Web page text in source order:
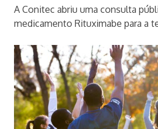
A Conitec abriu uma consulta
medicamento Rituximabe para a